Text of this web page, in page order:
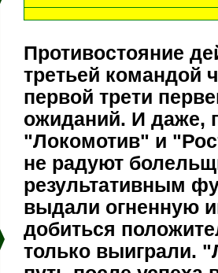
Противостояние
третьей командой
первой трети
ожиданий. И даже,
"Локомотив" и
не радуют
результативным
выдали огненную
добиться
только выиграли.